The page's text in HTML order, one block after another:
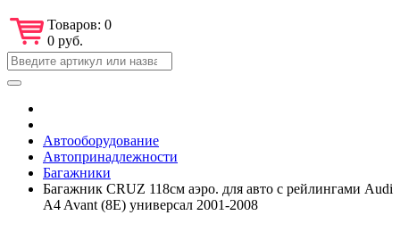
Товаров: 0
0 руб.
Автооборудование
Автопринадлежности
Багажники
Багажник CRUZ 118см аэро. для авто с рейлингами Audi
A4 Avant (8E) универсал 2001-2008